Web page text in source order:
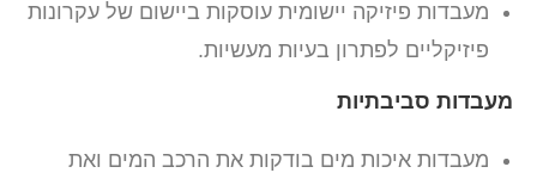
מעבדות פיזיקה יישומית עוסקות ביישום של עקרונות
פיזיקליים לפתרון בעיות מעשיות.
מעבדות סביבתיות
מעבדות איכות מים בודקות את הרכב המים ואת